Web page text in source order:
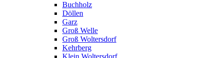
Buchholz
Döllen
Garz
Groß Welle
Groß Woltersdorf
Kehrberg
Klein Woltersdorf